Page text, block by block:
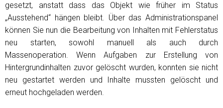
gesetzt, anstatt dass das Objekt wie früher im Status
„Ausstehend“ hängen bleibt. Über das Administrationspanel
können Sie nun die Bearbeitung von Inhalten mit Fehlerstatus
neu starten, sowohl manuell als auch durch
Massenoperation. Wenn Aufgaben zur Erstellung von
Hintergrundinhalten zuvor gelöscht wurden, konnten sie nicht
neu gestartet werden und Inhalte mussten gelöscht und
erneut hochgeladen werden.